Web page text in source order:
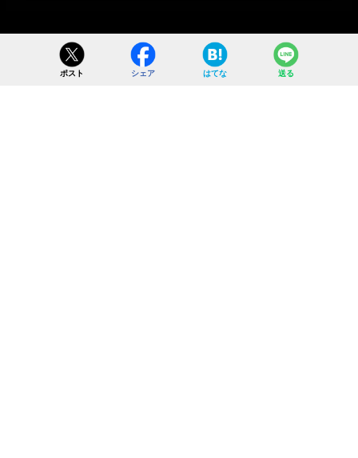
ポスト シェア はてな 送る